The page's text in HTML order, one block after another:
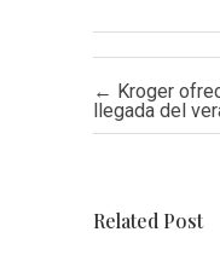
Post
← Kroger
llegada del
Related Post